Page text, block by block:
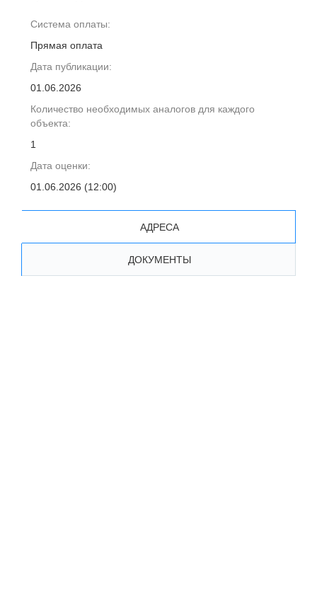
Система оплаты:
Прямая оплата
Дата публикации:
01.06.2026
Количество необходимых аналогов для каждого
объекта:
1
Дата оценки:
01.06.2026 (12:00)
АДРЕСА
ДОКУМЕНТЫ